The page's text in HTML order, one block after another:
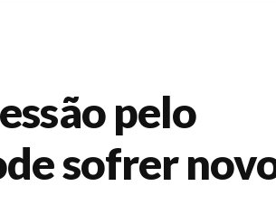
pelo
sofrer